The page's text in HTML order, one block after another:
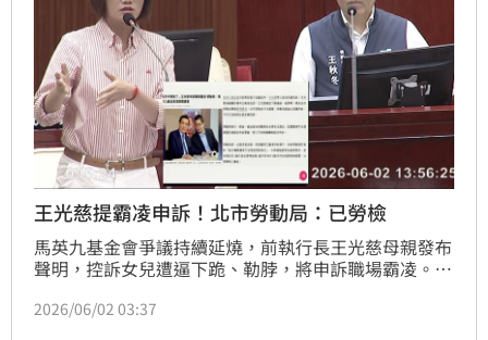
王光慈提霸凌申訴！北市勞動局：已勞檢
馬英九基金會爭議持續延燒，前執行長王光慈母親發布
聲明，控訴女兒遭逼下跪、勒脖，將申訴職場霸凌。北
應，昨日已派人到基金會勞檢，也確認基金會有指引，
2026/06/02 03:37